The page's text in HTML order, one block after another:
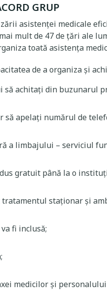
GRUP
asistenței medicale
mult de 47 de țări ale
toată asistenţa
de a organiza și
să achitați din buzunarul
să apelați numărul de
a limbajului – serviciul
gratuit până la o
tratamentul staționar și
fi inclusă;
medicilor și